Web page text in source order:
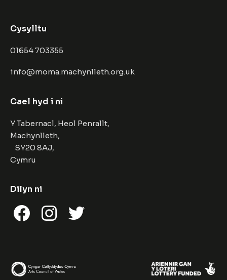
Cysylltu
01654 703355
info@moma.machynlleth.org.uk
Cael hyd i ni
Y Tabernacl, Heol Penrallt,
Machynlleth,
SY20 8AJ,
Cymru
Dilyn ni
FacebookInstagramTwitter